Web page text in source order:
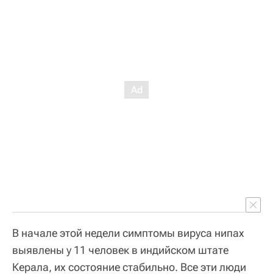
В начале этой недели симптомы вируса нипах
выявлены у 11 человек в индийском штате
Керала, их состояние стабильно. Все эти люди